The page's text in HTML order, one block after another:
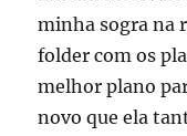
minha sogra na
folder com os
melhor plano
novo que ela